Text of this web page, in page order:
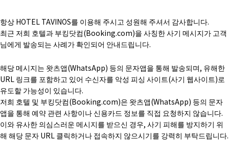
항상 HOTEL TAVINOS를 이용해 주시고 성원해 주셔서 감사합니다.
최근 저희 호텔과 부킹닷컴(Booking.com)을 사칭한 사기 메시지가 고객
님에게 발송되는 사례가 확인되어 안내드립니다.
해당 메시지는 왓츠앱(WhatsApp) 등의 문자앱을 통해 발송되며, 유해한
URL 링크를 포함하고 있어 수신자를 악성 피싱 사이트(사기 웹사이트)로
유도할 가능성이 있습니다.
저희 호텔 및 부킹닷컴(Booking.com)은 왓츠앱(WhatsApp) 등의 문자
앱을 통해 예약 관련 사항이나 신용카드 정보를 직접 요청하지 않습니다.
이와 유사한 의심스러운 메시지를 받으신 경우, 사기 피해를 방지하기 위
해 해당 문자 URL 클릭하거나 접속하지 않으시기를 강력히 부탁드립니다.